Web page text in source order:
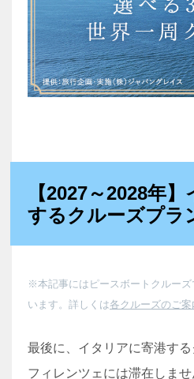
【2027～2028年
するクルーズプラ
※本記事にはピースボートクルー
います。詳しくは各クルーズのご案
最後に、イタリアに寄港する
フィレンツェには滞在しま